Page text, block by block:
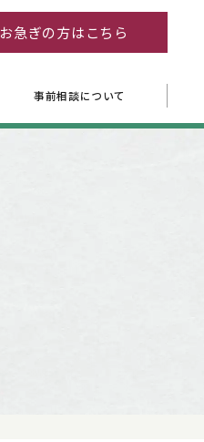
お急ぎの方はこちら
事前相談について